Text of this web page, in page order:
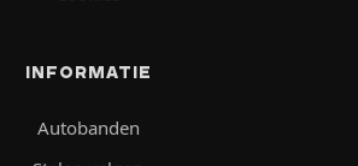
INFORMATIE
Autobanden